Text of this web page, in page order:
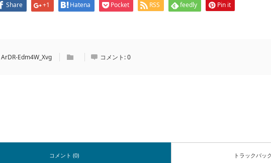
Share +1 Hatena Pocket RSS feedly Pin it
ArDR-Edm4W_Xvg コメント:0
コメント (0) トラックバッ